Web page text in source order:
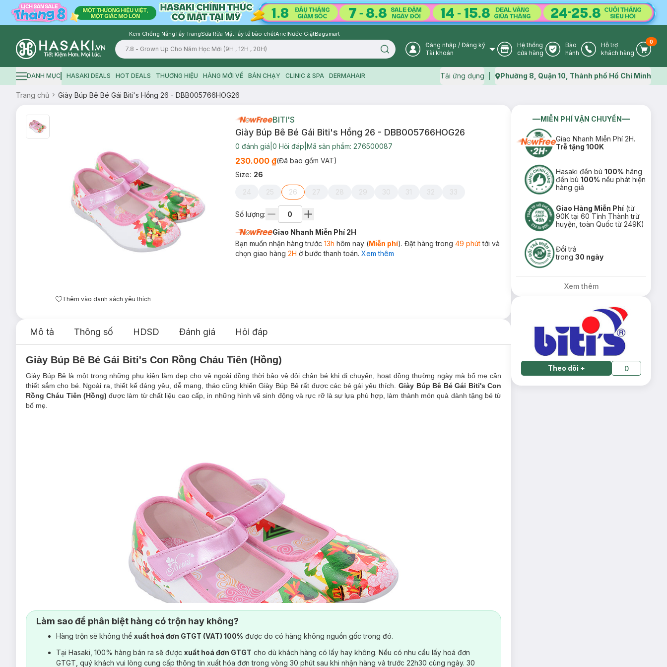
Kem Chống NắngTẩy TrangSữa Rửa MặtTẩy tế bào chếtArielNước GiặtBagsmart
Logo
Search icon User Icon
Đăng nhập / Đăng ký
Tài khoản
Store Icon
Hệ thống
cửa hàng
Warranty Icon
Bảo
hành
Phone Icon
Hỗ trợ
khách hàng
Cart
0
Hamburger icon
DANH MỤC HASAKI DEALS HOT DEALS THƯƠNG HIỆU HÀNG MỚI VỀ BÁN CHẠY CLINIC & SPA DERMAHAIR Tải ứng dụng Map icon
Phường 8, Quận 10, Thành phố Hồ Chí Minh
Trang chủ Giày Búp Bê Bé Gái Biti's Hồng 26 - DBB005766HOG26
Thêm vào danh sách yêu thích
BITI'S
Giày Búp Bê Bé Gái Biti's Hồng 26 - DBB005766HOG26
0 đánh giá 0 Hỏi đáp Mã sản phẩm: 276500087
230.000 ₫(Đã bao gồm VAT)
Size: 26
24 25 26 27 28 29 30 31 32 33
Số lượng:
Giao Nhanh Miễn Phí 2H
Bạn muốn nhận hàng trước 13h hôm nay (Miễn phí). Đặt hàng trong 49 phúttới và
chọn giao hàng 2H ở bước thanh toán. Xem thêm
Mô tả Thông số HDSD Đánh giá Hỏi đáp
Giày Búp Bê Bé Gái Biti's Con Rồng Cháu Tiên (Hồng)
Giày Búp Bê là một trong những phụ kiện làm đẹp cho vẻ ngoài đồng thời bảo vệ đôi chân bé khi di chuyển, hoạt đồng thường ngày mà bố mẹ cần
thiết sắm cho bé. Ngoài ra, thiết kế đáng yêu, dễ mang, tháo cũng khiến Giày Búp Bê rất được các bé gái yêu thích.Giày Búp Bê Bé Gái Biti's Con
Rồng Cháu Tiên (Hồng) được làm từ chất liệu cao cấp, in những hình vẽ sinh động và rực rỡ là sự lựa phù hợp, làm thành món quà dành tặng bé từ
bố mẹ.
Làm sao để phân biệt hàng có trộn hay không?
Hàng trộn sẽ không thể xuất hoá đơn GTGT (VAT) 100% được do có hàng không nguồn gốc trong đó.
Tại Hasaki, 100% hàng bán ra sẽ được xuất hoá đơn GTGT cho dù khách hàng có lấy hay không. Nếu có nhu cầu lấy hoá đơn
GTGT, quý khách vui lòng cung cấp thông tin xuất hóa đơn trong vòng 30 phút sau khi nhận hàng và trước 22h30 cùng ngày. 30
MIỄN PHÍ VẬN CHUYỂN
Giao Nhanh Miễn Phí 2H.
Trễ tặng 100K
Hasaki đền bù100% hãng
đền bù100% nếu phát hiện
hàng giả
Giao Hàng Miễn Phí (từ
90K tại 60 Tỉnh Thành trừ
huyện, toàn Quốc từ 249K)
Đổi trả
trong30 ngày
Xem thêm
Theo dõi + 0